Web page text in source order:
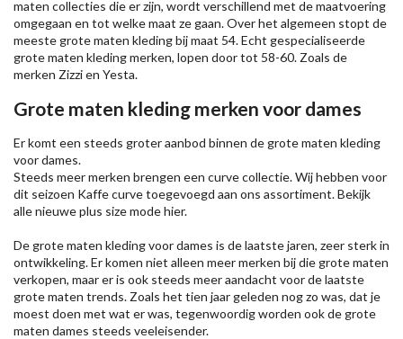
maten collecties die er zijn, wordt verschillend met de maatvoering
omgegaan en tot welke maat ze gaan. Over het algemeen stopt de
meeste grote maten kleding bij maat 54. Echt gespecialiseerde
grote maten kleding merken, lopen door tot 58-60. Zoals de
merken Zizzien Yesta.
Grote maten kleding merken voor dames
Er komt een steeds groter aanbod binnen de grote maten kleding
voor dames.
Steeds meer merken brengen een curve collectie. Wij hebben voor
dit seizoen Kaffecurve toegevoegd aan ons assortiment. Bekijk
alle nieuweplus size modehier.
De grote maten kleding voor dames is de laatste jaren, zeer sterk in
ontwikkeling. Er komen niet alleen meer merken bij die grote maten
verkopen, maar er is ook steeds meer aandacht voor de laatste
grote maten trends. Zoals het tien jaar geleden nog zo was, dat je
moest doen met wat er was, tegenwoordig worden ook de grote
maten dames steeds veeleisender.